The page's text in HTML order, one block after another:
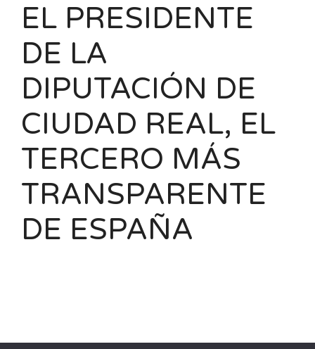
EL PRESIDENTE
DE LA
DIPUTACIÓN DE
CIUDAD REAL, EL
TERCERO MÁS
TRANSPARENTE
DE ESPAÑA